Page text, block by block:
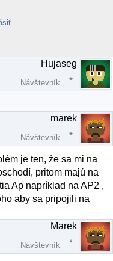
Hujaseg
Návštevník
marek
Návštevník
je ten, že sa mi na
pritom majú na
Ap napríklad na AP2 ,
aby sa pripojili na
Marek
Návštevník